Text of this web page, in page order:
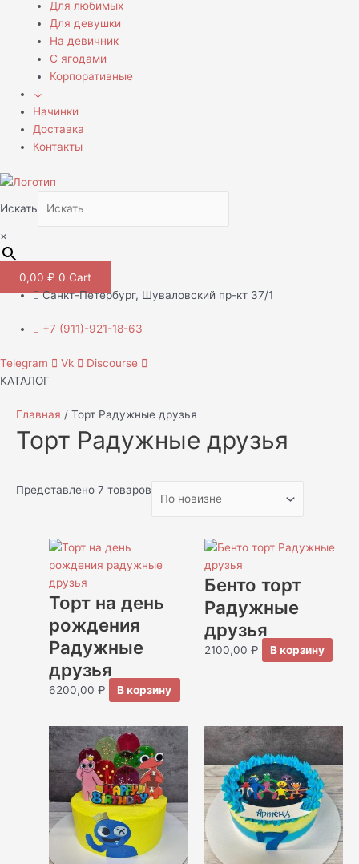
Для любимых
Для девушки
На девичник
С ягодами
Корпоративные
↓
Начинки
Доставка
Контакты
Искать
×
0,00 ₽ 0 Cart
Санкт-Петербург, Шуваловский пр-кт 37/1
+7 (911)-921-18-63
Telegram Vk
Discourse
КАТАЛОГ
Главная / Торт Радужные друзья
Торт Радужные друзья
Представлено 7 товаров
Торт на день
рождения
Радужные
друзья
6200,00₽ В корзину
Бенто торт
Радужные
друзья
2100,00 ₽ В корзину